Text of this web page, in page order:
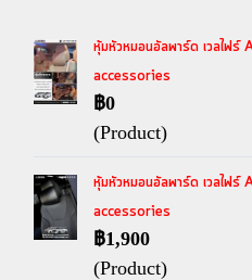
หุ้มหัวหมอนอัลพาร์ด เวลไฟ
accessories
฿0
(Product)
หุ้มหัวหมอนอัลพาร์ด เวลไฟ
accessories
฿1,900
(Product)